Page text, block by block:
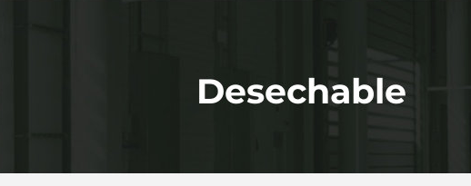
Desechable